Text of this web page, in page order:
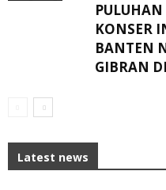
KONSER
BANTEN
GIBRAN
Latest news